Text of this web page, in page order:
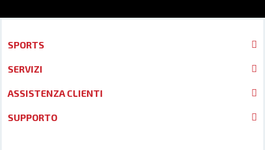
SPORTS
SERVIZI
ASSISTENZA CLIENTI
SUPPORTO